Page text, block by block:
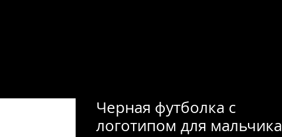
Черная футболка с
логотипом для мальчика